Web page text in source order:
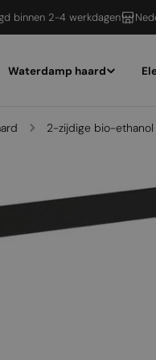
binnen 2-4 werkdagen
Waterdamp haard
2-zijdige bio-ethanol